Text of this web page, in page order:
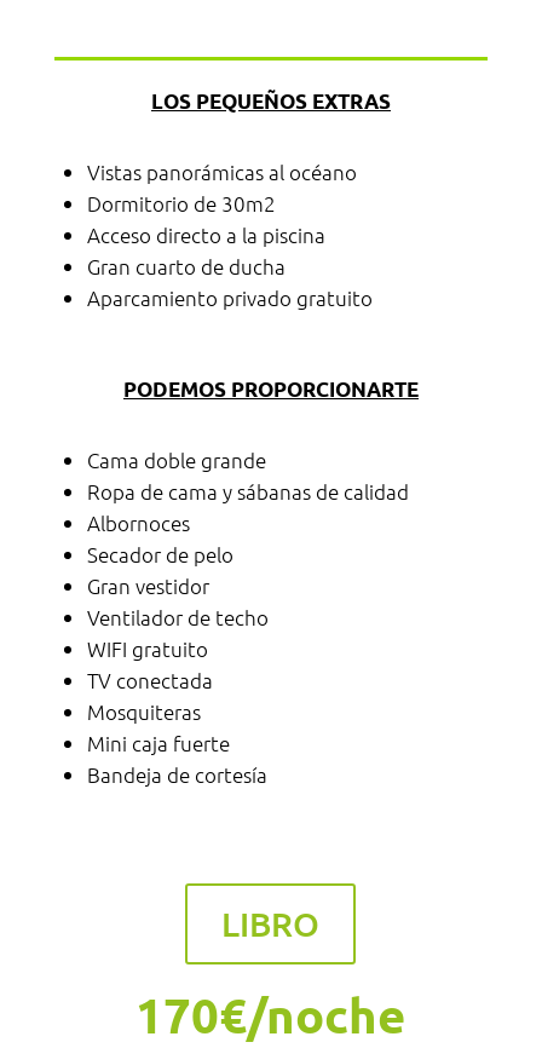
LOS PEQUEÑOS EXTRAS
Vistas panorámicas al océano
Dormitorio de 30m2
Acceso directo a la piscina
Gran cuarto de ducha
Aparcamiento privado gratuito
PODEMOS PROPORCIONARTE
Cama doble grande
Ropa de cama y sábanas de calidad
Albornoces
Secador de pelo
Gran vestidor
Ventilador de techo
WIFI gratuito
TV conectada
Mosquiteras
Mini caja fuerte
Bandeja de cortesía
LIBRO
170€/noche